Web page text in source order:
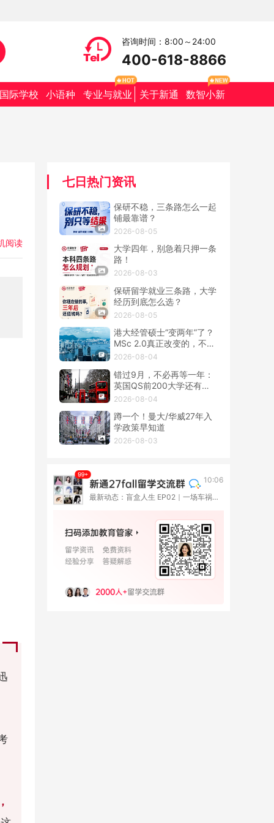
咨询时间：8:00～24:00
400-618-8866
际学校 小语种 专业与就业 关于新通 数智小新
阅读
七日热门资讯
保研不稳，三条路怎么一起
铺最靠谱？
2026-08-05
大学四年，别急着只押一条
路！
2026-08-03
保研留学就业三条路，大学
经历到底怎么选？
2026-08-05
港大经管硕士“变两年”了？
MSc 2.0真正改变的，不只
是学制
2026-08-04
错过9月，不必再等一年：
英国QS前200大学还有春
季硕士！
2026-08-04
蹲一个！曼大/华威27年入
学政策早知道
2026-08-03
10:06
最新动态：盲盒人生 EP02｜一场车祸撞断了高考路，她却在伦敦重新长出一种人生